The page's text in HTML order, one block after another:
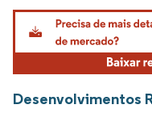
Imagem © Mordor Intelligence.
Desenvolvimentos